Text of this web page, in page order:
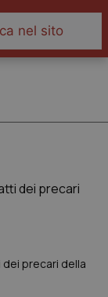
precari della